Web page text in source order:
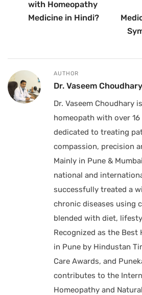
with Homeopathy
Medicine in Hindi?
AUTHOR
Dr. Vaseem
Dr. Vaseem Choudhary
homeopath with over
dedicated to treating
compassion, precision
Mainly in Pune &
national and
successfully treated a
chronic diseases using
blended with diet,
Recognized as the
in Pune by Hindustan
Care Awards, and
contributes to the
Homeopathy and